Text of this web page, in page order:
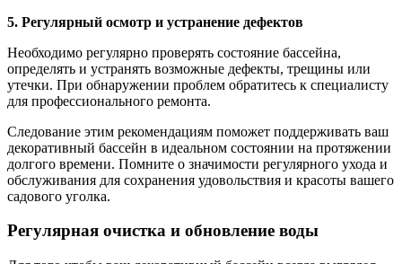
5. Регулярный осмотр и устранение дефектов
Необходимо регулярно проверять состояние бассейна,
определять и устранять возможные дефекты, трещины или
утечки. При обнаружении проблем обратитесь к специалисту
для профессионального ремонта.
Следование этим рекомендациям поможет поддерживать ваш
декоративный бассейн в идеальном состоянии на протяжении
долгого времени. Помните о значимости регулярного ухода и
обслуживания для сохранения удовольствия и красоты вашего
садового уголка.
Регулярная очистка и обновление воды